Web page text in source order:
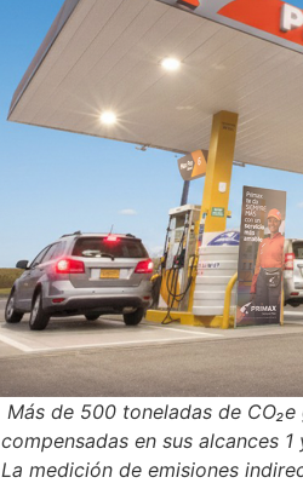
Más de 500 toneladas de
compensadas en sus alcances 1
La medición de emisiones